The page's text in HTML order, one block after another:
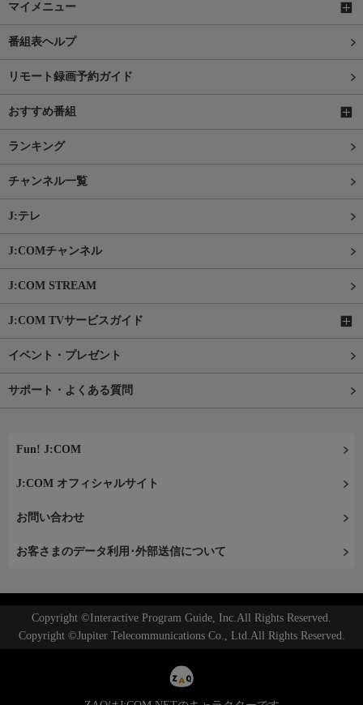
マイメニュー
番組表ヘルプ
リモート録画予約ガイド
おすすめ番組
ランキング
チャンネル一覧
J:テレ
J:COMチャンネル
J:COM STREAM
J:COM TVサービスガイド
イベント・プレゼント
サポート・よくある質問
Fun! J:COM
J:COM オフィシャルサイト
お問い合わせ
お客さまのデータ利用･外部送信について
Copyright ©Interactive Program Guide, Inc.All Rights Reserved.
Copyright ©Jupiter Telecommunications Co., Ltd.All Rights Reserved.